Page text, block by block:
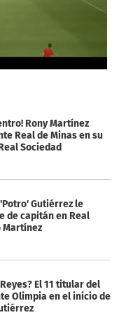
Rony Martínez
Real de Minas en su
Sociedad
Gutiérrez le
de capitán en Real
Martínez
El 11 titular del
Olimpia en el inicio de